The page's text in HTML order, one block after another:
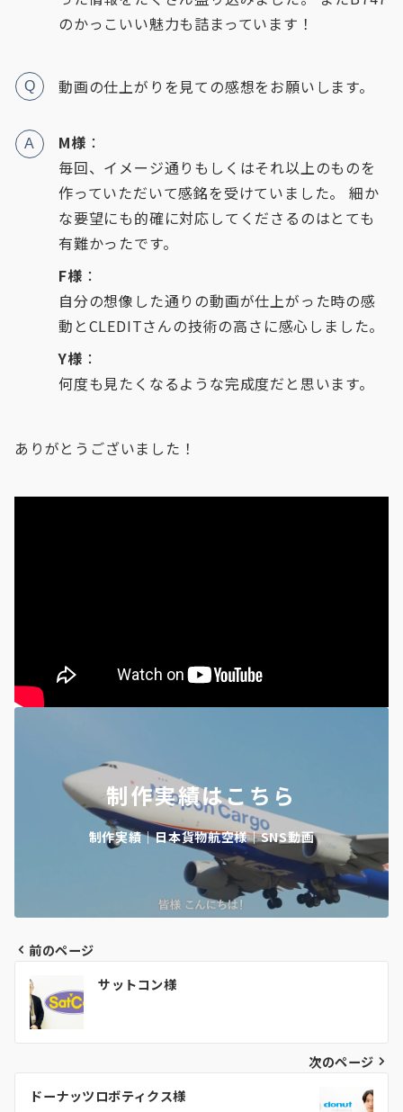
のかっこいい魅力も詰まっています！
Q 動画の仕上がりを見ての感想をお願いします。
A M様 ：
毎回、イメージ通りもしくはそれ以上のものを
作っていただいて感銘を受けていました。 細か
な要望にも的確に対応してくださるのはとても
有難かったです。
F様 ：
自分の想像した通りの動画が仕上がった時の感
動とCLEDITさんの技術の高さに感心しました。
Y様 ：
何度も見たくなるような完成度だと思います。
ありがとうございました！
制作実績はこちら
制作実績｜日本貨物航空様｜SNS動画
投
稿
ナ
ビ
ゲ
前のページ
サットコン様
次のページ
ドーナッツロボティクス様